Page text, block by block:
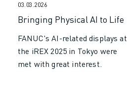
EVENTOS
EVENTOS EDUCATIVOS
SOBRE A FANUC
SOBRE A FANUC
FANUC NA EUROPA
03.03.2026
Bringing Physical AI to Life
FANUC's AI-related displays at
the iREX 2025 in Tokyo were
met with great interest.